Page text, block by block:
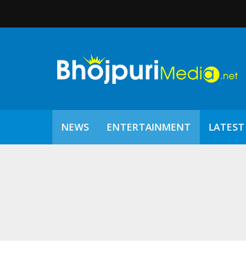
NEWS ENTERTAINMENT LATEST